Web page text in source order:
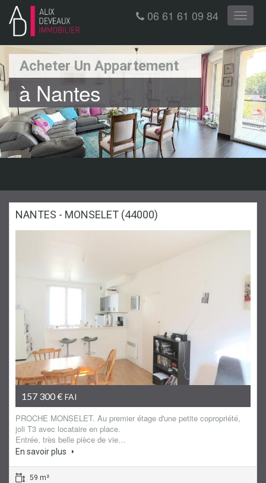
Toggle
06 61 61 09 84
Acheter Un Appartement
à Nantes
NANTES - MONSELET (44000)
157 300 €FAI
PROCHE MONSELET. Au premier étage d'une petite copropriété,
joli T3 avec locataire en place.
Entrée, très belle pièce de vie…
En savoir plus
59 m²